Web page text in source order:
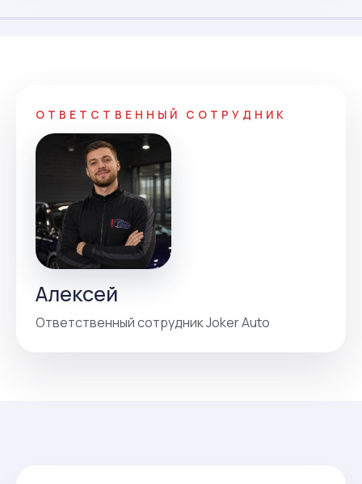
ОТВЕТСТВЕННЫЙ СОТРУДНИК
Алексей
Ответственный сотрудник Joker Auto